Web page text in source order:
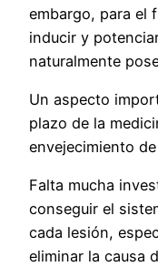
embargo, para el
inducir y
naturalmente
Un aspecto
plazo de la
envejecimiento
Falta mucha
conseguir el
cada lesión,
eliminar la causa